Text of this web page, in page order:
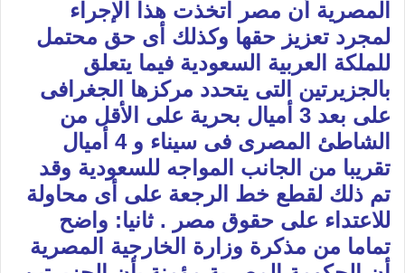
المصرية أن مصر اتخذت هذا الإجراء
لمجرد تعزيز حقها وكذلك أى حق محتمل
للملكة العربية السعودية فيما يتعلق
بالجزيرتين التى يتحدد مركزها الجغرافى
على بعد 3 أميال بحرية على الأقل من
الشاطئ المصرى فى سيناء و 4 أميال
تقريبا من الجانب المواجه للسعودية وقد
تم ذلك لقطع خط الرجعة على أى محاولة
للاعتداء على حقوق مصر . ثانيا: واضح
تماما من مذكرة وزارة الخارجية المصرية